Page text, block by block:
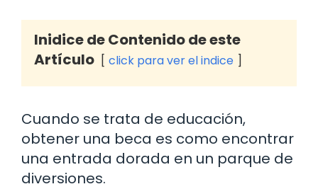
Inidice de Contenido de este
Artículo
click para ver el indice
Cuando se trata de educación,
obtener una beca es como encontrar
una entrada dorada en un parque de
diversiones.